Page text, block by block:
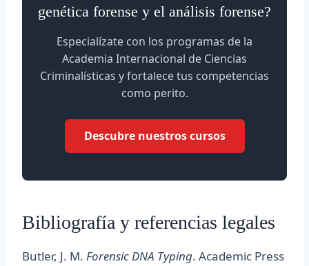
genética forense y el análisis forense?
Especialízate con los programas de la
Academia Internacional de Ciencias
Criminalísticas y fortalece tus competencias
como perito.
Descubre nuestros cursos
Bibliografía y referencias legales
Butler, J. M. Forensic DNA Typing. Academic Press